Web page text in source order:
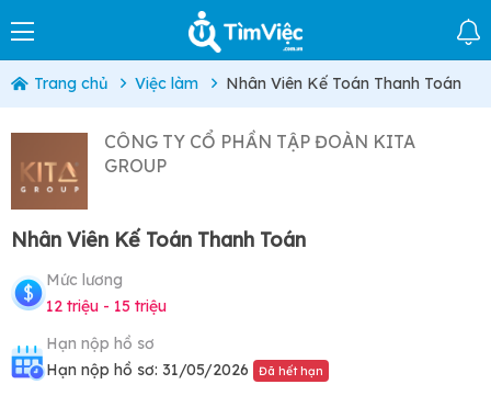
Trang chủ Việc làm Nhân Viên Kế Toán Thanh Toán
CÔNG TY CỔ PHẦN TẬP ĐOÀN KITA
GROUP
Nhân Viên Kế Toán Thanh Toán
Mức lương
12 triệu - 15 triệu
Hạn nộp hồ sơ
Hạn nộp hồ sơ: 31/05/2026
Đã hết hạn